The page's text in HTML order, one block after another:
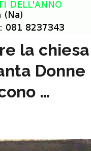
la chiesa
Donne
…